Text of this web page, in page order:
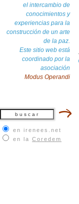
el intercambio de
conocimientos y
experiencias para la
construcción de un arte
de la paz.
Este sitio web está
coordinado por la
asociación
Modus Operandi
en irenees.net
en la Coredem